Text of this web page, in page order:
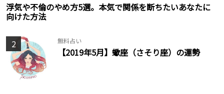
浮気や不倫のやめ方5選。本気で関係を断ちたいあなたに
向けた方法
2 無料占い
【2019年5月】蠍座（さそり座）の運勢